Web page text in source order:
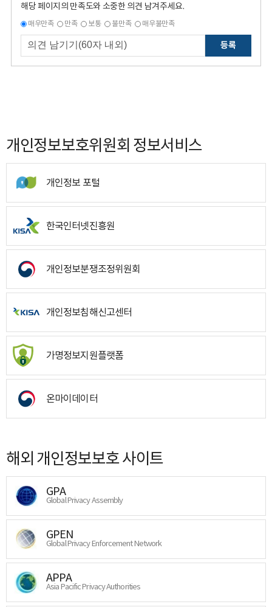
해당 페이지의 만족도와 소중한 의견 남겨주세요.
매우만족 만족 보통 불만족 매우불만족
등록
개인정보보호위원회 정보서비스
개인정보 포털
한국인터넷진흥원
개인정보분쟁조정위원회
개인정보침해신고센터
가명정보지원플랫폼
온마이데이터
해외 개인정보보호 사이트
GPA
Global Privacy Assembly
GPEN
Global Privacy Enforcement Network
APPA
Asia Pacific Privacy Authorities